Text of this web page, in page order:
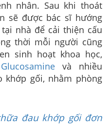
nhân. Sau khi thoát
sẽ được bác sĩ hướng
nhà để cải thiện cấu
thời mỗi người cũng
sinh hoạt khoa học,
và nhiều
khớp gối, nhằm phòng
đau khớp gối đơn